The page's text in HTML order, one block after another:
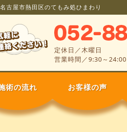
古屋市熱田区のてもみ処ひまわり
定休日／木曜日
営業時間／9:30～
術の流れ お客様の声